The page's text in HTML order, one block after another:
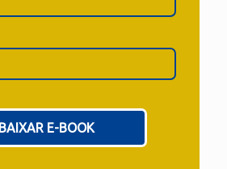
BAIXAR E-BOOK